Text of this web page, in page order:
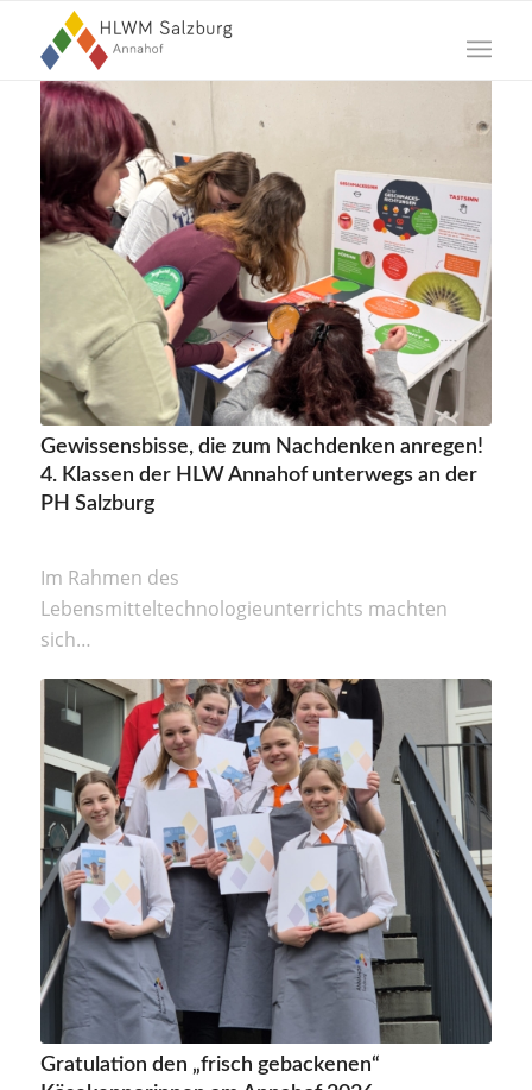
Gewissensbisse, die zum Nachdenken anregen!
4. Klassen der HLW Annahof unterwegs an der
PH Salzburg
Im Rahmen des
Lebensmitteltechnologieunterrichts machten
sich…
Gratulation den „frisch gebackenen“